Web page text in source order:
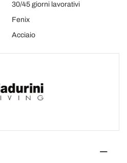
30/45 giorni lavorativi
Fenix
Acciaio